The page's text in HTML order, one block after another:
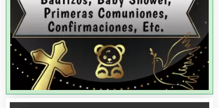
Agencias de Publicidad
Agencias de Viajes
Agricultores